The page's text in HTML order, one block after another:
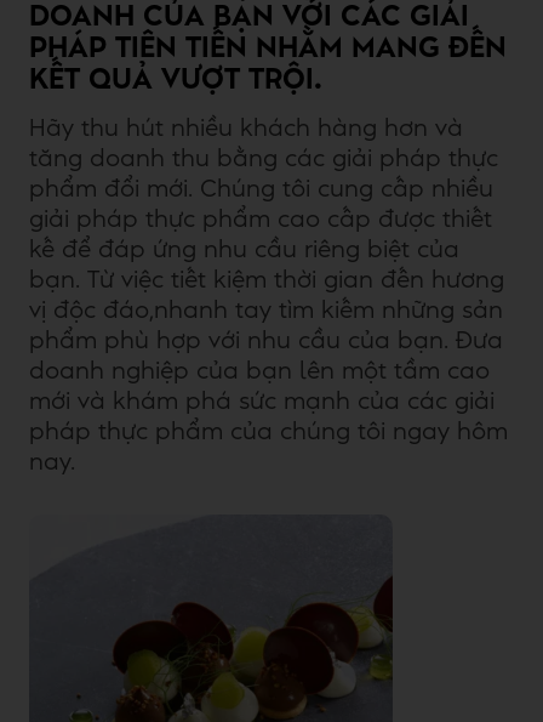
DOANH CỦA BẠN VỚI CÁC GIẢI
PHÁP TIÊN TIẾN NHẰM MANG ĐẾN
KẾT QUẢ VƯỢT TRỘI.
Hãy thu hút nhiều khách hàng hơn và
tăng doanh thu bằng các giải pháp thực
phẩm đổi mới. Chúng tôi cung cấp nhiều
giải pháp thực phẩm cao cấp được thiết
kế để đáp ứng nhu cầu riêng biệt của
bạn. Từ việc tiết kiệm thời gian đến hương
vị độc đáo,nhanh tay tìm kiếm những sản
phẩm phù hợp với nhu cầu của bạn. Đưa
doanh nghiệp của bạn lên một tầm cao
mới và khám phá sức mạnh của các giải
pháp thực phẩm của chúng tôi ngay hôm
nay.